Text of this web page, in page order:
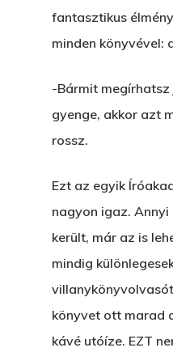
fantasztikus
minden könyvével:
-Bármit
gyenge, akkor azt
rossz.
Ezt az egyik
nagyon igaz.
került, már az is
mindig
könyvet ott marad
kávé utóíze. EZT